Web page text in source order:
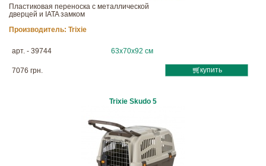
Пластиковая переноска с металлической
дверцей и IATA замком
Производитель: Trixie
арт. - 39744 63х70х92 см
7076 грн. купить
Trixie Skudo 5